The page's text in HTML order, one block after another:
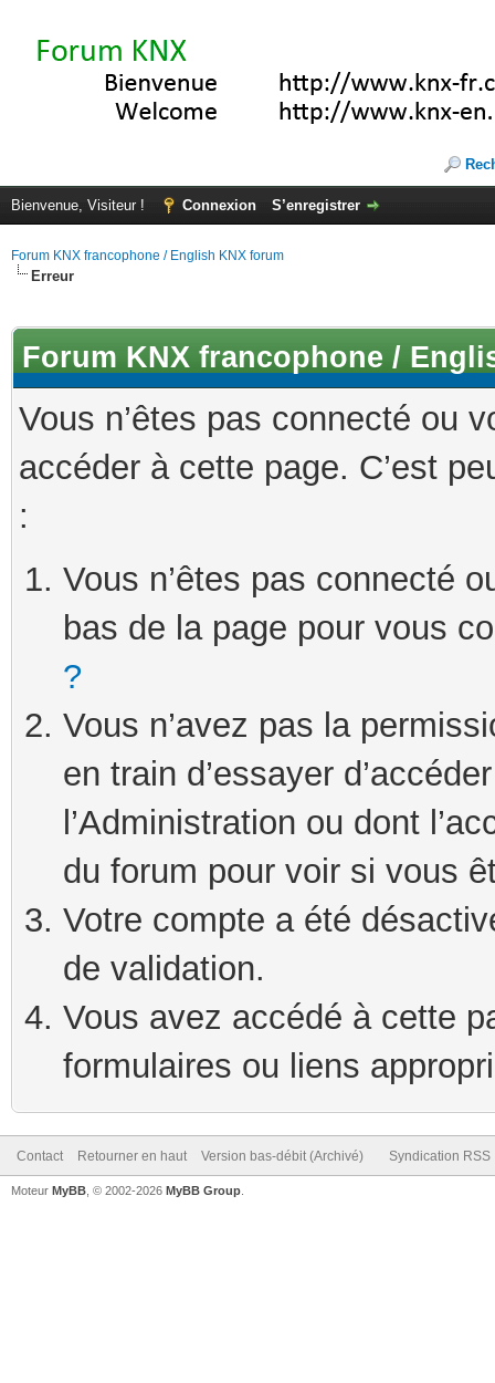
Bienvenue, Visiteur ! Connexion S’enregistrer
Forum KNX francophone / English KNX forum
Erreur
Forum KNX francophone /
Vous n’êtes pas connecté ou
accéder à cette page. C’est
:
Vous n’êtes pas connecté
bas de la page pour vous
?
Vous n’avez pas la
en train d’essayer
l’Administration ou dont
du forum pour voir si vous
Votre compte a été
de validation.
Vous avez accédé à cette
formulaires ou liens
Contact Retourner en haut Version bas-débit (Archivé) Syndication RSS
Moteur MyBB , © 2002-2026 MyBB Group